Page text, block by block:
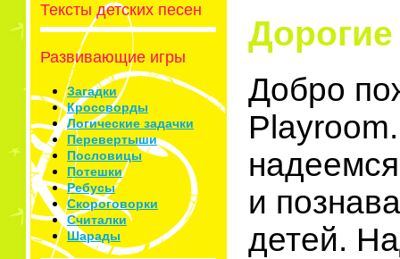
Тексты детских песен
Развивающие игры
Загадки
Кроссворды
Логические задачки
Перевертыши
Пословицы
Потешки
Ребусы
Скороговорки
Считалки
Шарады
Добро
и
детей.